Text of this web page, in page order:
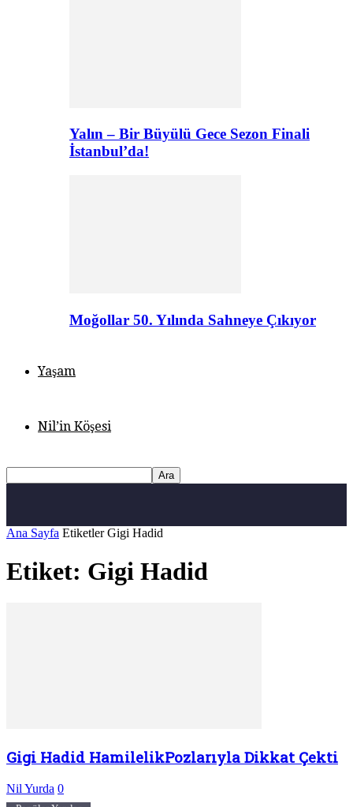
Yalın – Bir Büyülü Gece Sezon Finali
İstanbul’da!
Moğollar 50. Yılında Sahneye Çıkıyor
Yaşam
Nil’in Köşesi
Ana Sayfa Etiketler Gigi Hadid
Etiket: Gigi Hadid
Gigi Hadid HamilelikPozlarıyla Dikkat Çekti
Nil Yurda 0